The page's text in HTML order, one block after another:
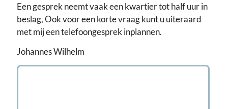
Een gesprek neemt vaak een kwartier tot half uur in
beslag, Ook voor een korte vraag kunt u uiteraard
met mij een telefoongesprek inplannen.
Johannes Wilhelm